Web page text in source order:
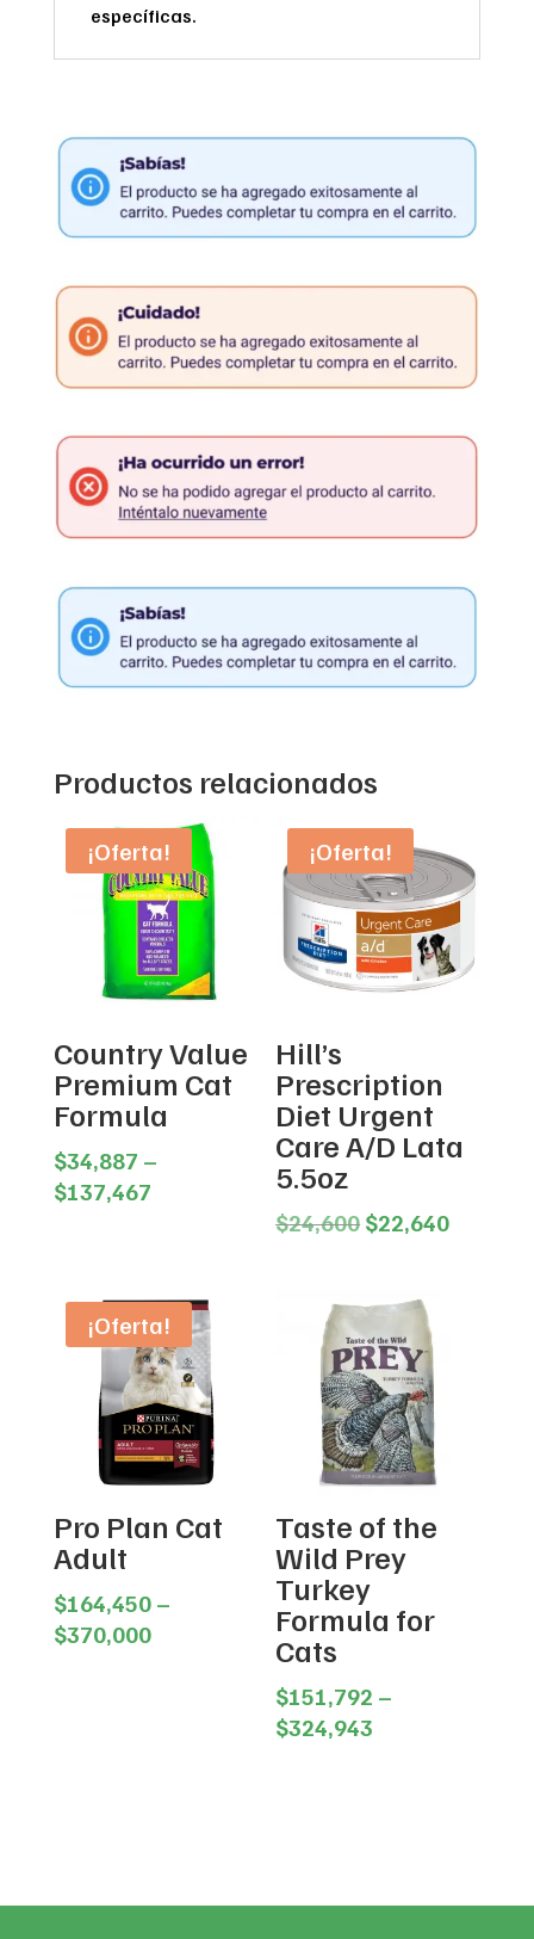
específicas.
Productos relacionados
¡Oferta!
Country Value
Premium Cat
Formula
$34,887 –
$137,467Price
$137,467
¡Oferta!
Hill’s
Prescription
Diet Urgent
Care A/D Lata
5.5oz
$24,600 Original
$24,600.
$22,640Current
¡Oferta!
Pro Plan Cat
Adult
$164,450 –
$370,000Price
Taste of the
Wild Prey
Turkey
Formula for
Cats
$151,792 –
$324,943